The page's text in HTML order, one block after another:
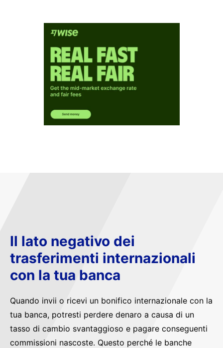
Il lato negativo dei
trasferimenti internazionali
con la tua banca
Quando invii o ricevi un bonifico internazionale con la
tua banca, potresti perdere denaro a causa di un
tasso di cambio svantaggioso e pagare conseguenti
commissioni nascoste. Questo perché le banche